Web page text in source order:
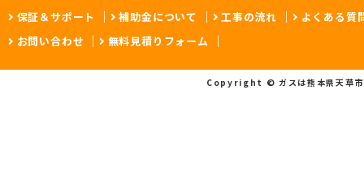
保証＆サポート
補助金について 工事の流れ
よくある質
お問い合わせ
無料見積りフォーム
Copyright © ガスは熊本県天草